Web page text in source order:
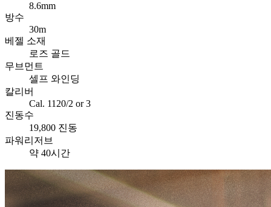
8.6mm
방수
30m
베젤 소재
로즈 골드
무브먼트
셀프 와인딩
칼리버
Cal. 1120/2 or 3
진동수
19,800 진동
파워리저브
약 40시간